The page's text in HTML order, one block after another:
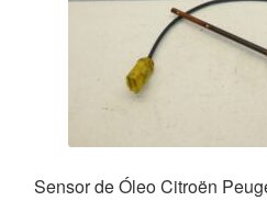
Sensor de Óleo Citroën